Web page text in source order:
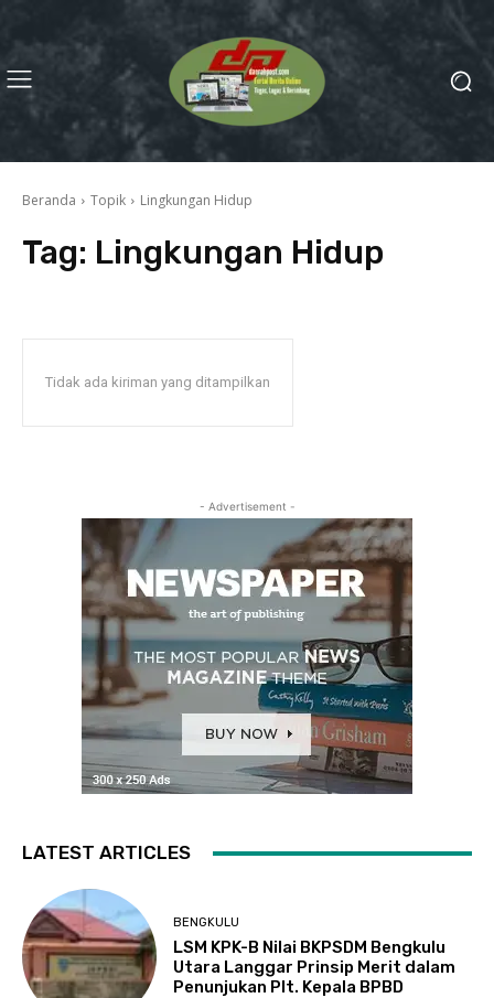
Beranda Topik Lingkungan Hidup
Tag: Lingkungan Hidup
Tidak ada kiriman yang ditampilkan
- Advertisement -
LATEST ARTICLES
BENGKULU
LSM KPK-B Nilai BKPSDM Bengkulu
Utara Langgar Prinsip Merit dalam
Penunjukan Plt. Kepala BPBD